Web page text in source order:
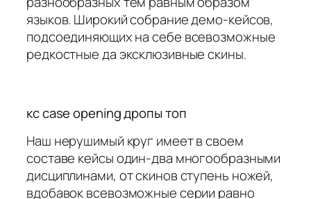
языков. Широкий собрание демо-кейсов,
подсоединяющих на себе всевозможные
редкостные да эксклюзивные скины.
кс case opening дропы топ
Наш нерушимый круг имеет в своем
составе кейсы один-два многообразными
дисциплинами, от скинов ступень ножей,
вдобавок всевозможные серии равно